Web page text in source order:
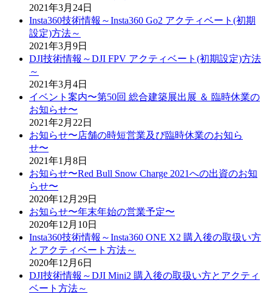
2021年3月24日
Insta360技術情報～Insta360 Go2 アクティベート(初期
設定)方法～
2021年3月9日
DJI技術情報～DJI FPV アクティベート(初期設定)方法
～
2021年3月4日
イベント案内〜第50回 総合建築展出展 ＆ 臨時休業の
お知らせ〜
2021年2月22日
お知らせ〜店舗の時短営業及び臨時休業のお知ら
せ〜
2021年1月8日
お知らせ〜Red Bull Snow Charge 2021への出資のお知
らせ〜
2020年12月29日
お知らせ〜年末年始の営業予定〜
2020年12月10日
Insta360技術情報～Insta360 ONE X2 購入後の取扱い方
とアクティベート方法～
2020年12月6日
DJI技術情報～DJI Mini2 購入後の取扱い方とアクティ
ベート方法～